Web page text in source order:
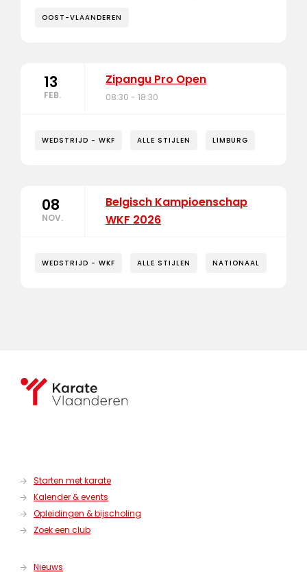
OOST-VLAANDEREN
13
FEB.
Zipangu Pro Open
08:30 - 18:30
WEDSTRIJD - WKF ALLE STIJLEN LIMBURG
08
NOV.
Belgisch Kampioenschap
WKF 2026
WEDSTRIJD - WKF ALLE STIJLEN NATIONAAL
Starten met karate
Kalender & events
Opleidingen & bijscholing
Zoek een club
Nieuws